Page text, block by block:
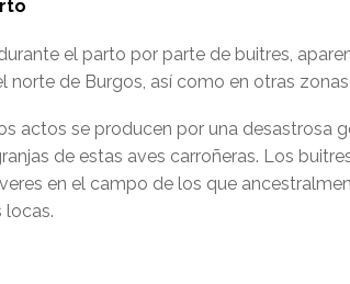
el parto por parte de buitres,
norte de Burgos, así como en otras
actos se producen por una desastrosa
de estas aves carroñeras. Los
en el campo de los que
locas.